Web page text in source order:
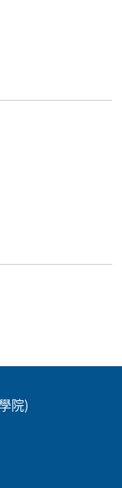
院)